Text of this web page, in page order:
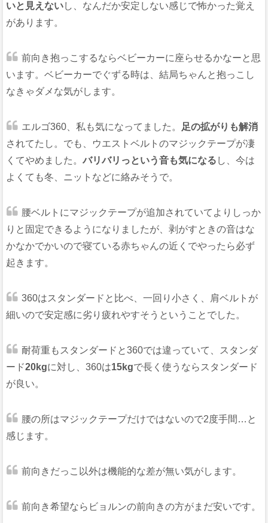
いと見えないし、なんだか安定しない感じで怖かった覚え
があります。
前向き抱っこするならベビーカーに座らせるかなーと思
います。ベビーカーでぐずる時は、結局ちゃんと抱っこし
なきゃダメな気がします。
エルゴ360、私も気になってました。
足の拡がりも解消
されてたし。でも、ウエストベルトのマジックテープが凄
くてやめました。 バリバリっという音も気になる し、今は
よくても冬、ニットなどに絡みそうで。
腰ベルトにマジックテープが追加されていてよりしっか
りと固定できるようになりましたが、剥がすときの音はな
かなかでかいので寝ている赤ちゃんの近くでやったら必ず
起きます。
360はスタンダードと比べ、一回り小さく、肩ベルトが
細いので安定感に劣り疲れやすそうということでした。
耐荷重もスタンダードと360では違っていて、スタンダ
ード20kgに対し、360は15kgで長く使うならスタンダード
が良い。
腰の所はマジックテープだけではないので2度手間…と
感じます。
前向きだっこ以外は機能的な差が無い気がします。
前向き希望ならビョルンの前向きの方がまだ安いです。